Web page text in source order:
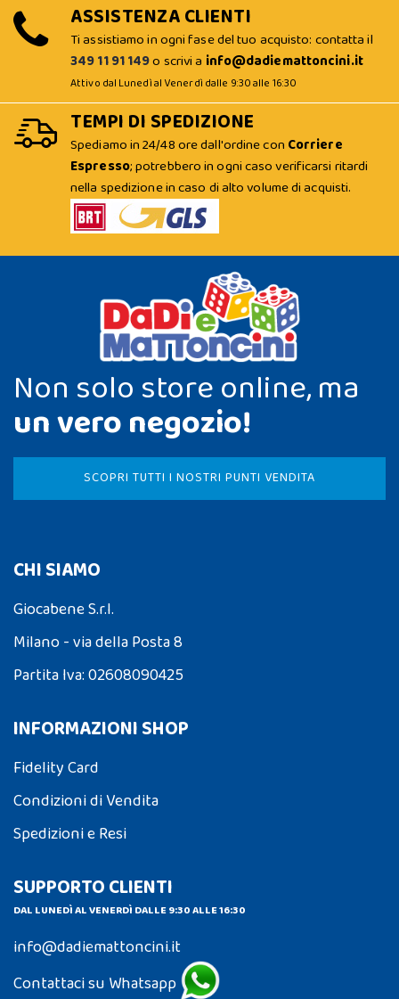
ASSISTENZA CLIENTI
Ti assistiamo in ogni fase del tuo acquisto: contatta il
349 11 91 149o scrivi a info@dadiemattoncini.it
Attivo dal Lunedì al Venerdì dalle 9:30 alle 16:30
TEMPI DI SPEDIZIONE
Spediamo in 24/48 ore dall'ordine con Corriere
Espresso; potrebbero in ogni caso verificarsi ritardi
nella spedizione in caso di alto volume di acquisti.
Non solo store online, ma
un vero negozio!
SCOPRI TUTTI I NOSTRI PUNTI VENDITA
CHI SIAMO
Giocabene S.r.l.
Milano - via della Posta 8
Partita Iva: 02608090425
INFORMAZIONI SHOP
Fidelity Card
Condizioni di Vendita
Spedizioni e Resi
SUPPORTO CLIENTI
DAL LUNEDÌ AL VENERDÌ DALLE 9:30 ALLE 16:30
info@dadiemattoncini.it
Contattaci su Whatsapp